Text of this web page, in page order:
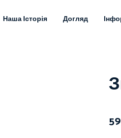
Наша Історія Догляд